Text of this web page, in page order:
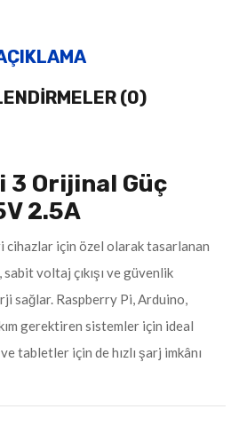
(0)
3 Orijinal Güç
2.5A
cihazlar için özel olarak tasarlanan
voltaj çıkışı ve güvenlik
sağlar. Raspberry Pi, Arduino,
gerektiren sistemler için ideal
tabletler için de hızlı şarj imkânı